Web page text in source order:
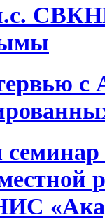
с